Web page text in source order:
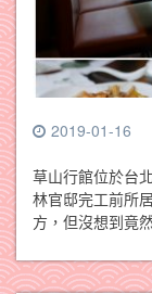
2019-01-16
草山行館位於台
林官邸完工前所
方，但沒想到竟